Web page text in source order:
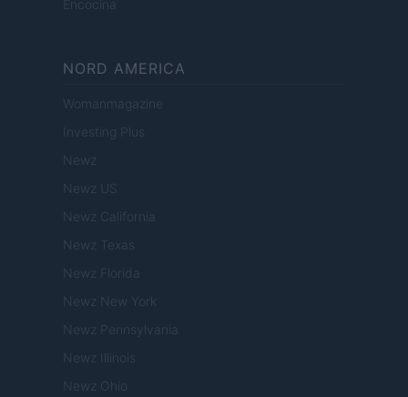
Encocina
NORD AMERICA
Womanmagazine
Investing Plus
Newz
Newz US
Newz California
Newz Texas
Newz Florida
Newz New York
Newz Pennsylvania
Newz Illinois
Newz Ohio